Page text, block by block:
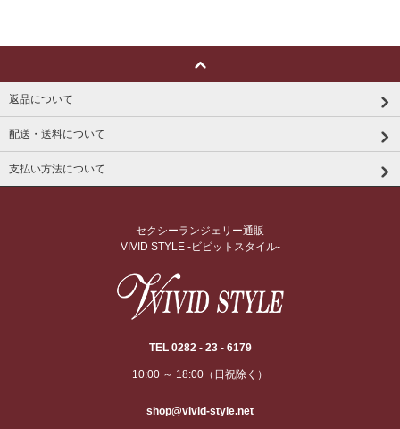
返品について
配送・送料について
支払い方法について
セクシーランジェリー通販
VIVID STYLE -ビビットスタイル-
TEL 0282 - 23 - 6179
10:00 ～ 18:00（日祝除く）
shop@vivid-style.net